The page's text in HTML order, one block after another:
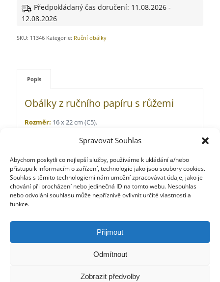
Spravovat Souhlas
Abychom poskytli co nejlepší služby, používáme k ukládání a/nebo
přístupu k informacím o zařízení, technologie jako jsou soubory cookies.
Souhlas s těmito technologiemi nám umožní zpracovávat údaje, jako je
chování při procházení nebo jedinečná ID na tomto webu. Nesouhlas
nebo odvolání souhlasu může nepříznivě ovlivnit určité vlastnosti a
funkce.
Přijmout
Odmítnout
Zobrazit předvolby
Předpokládaný čas doručení: 11.08.2026 -
12.08.2026
SKU: 11346 Kategorie: Ruční obálky
Popis
Obálky z ručního papíru s růžemi
Rozměr: 16 x 22 cm (C5).
Barva a příměs papíru: žlutá s rudými a žlutými růžemi.
Výrobce ručního papíru:Manufactura Abram Kelly.
Poslední kusy z naší staré produkce!